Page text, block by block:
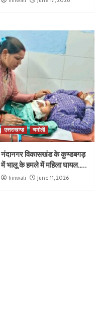
उत्तराखण्ड चमोली
नंदानगर विकासखंड के कुण्डबगड़
में भालू के हमले में महिला घायल…..
hinwali June 11, 2026